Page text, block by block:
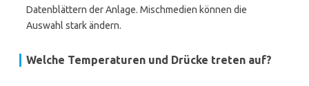
Datenblättern der Anlage. Mischmedien können die
Auswahl stark ändern.
Welche Temperaturen und Drücke treten auf?